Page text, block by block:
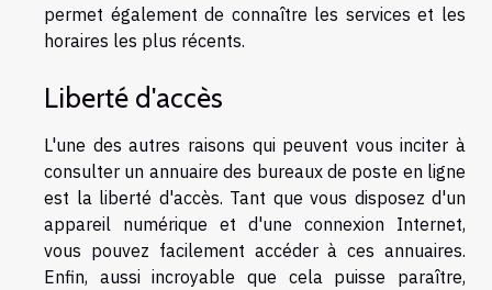
permet également de connaître les services et les
horaires les plus récents.
Liberté d'accès
L'une des autres raisons qui peuvent vous inciter à
consulter un annuaire des bureaux de poste en ligne
est la liberté d'accès. Tant que vous disposez d'un
appareil numérique et d'une connexion Internet,
vous pouvez facilement accéder à ces annuaires.
Enfin, aussi incroyable que cela puisse paraître,